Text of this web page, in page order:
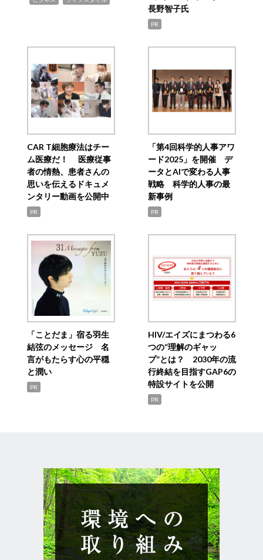
長野智子氏
PR
CAR T細胞療法はチー
ム医療だ！ 医療従事
者の情熱、患者さんの
思いを伝えるドキュメ
ンタリー動画を公開中
PR
「第4回科学的人事アワ
ード2025」を開催 デ
ータとAIで変わる人事
戦略 科学的人事の最
新事例
PR
「ことだま」宿る羽生
結弦のメッセージ 名
言がもたらす心の平穏
と潤い
PR
HIV/エイズにまつわる6
つの“理解のギャッ
プ”とは？ 2030年の流
行終結を目指すGAP6の
特設サイトを公開
PR